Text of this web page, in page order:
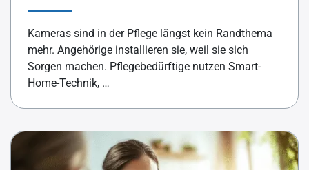
Kameras sind in der Pflege längst kein Randthema
mehr. Angehörige installieren sie, weil sie sich
Sorgen machen. Pflegebedürftige nutzen Smart-
Home-Technik, …